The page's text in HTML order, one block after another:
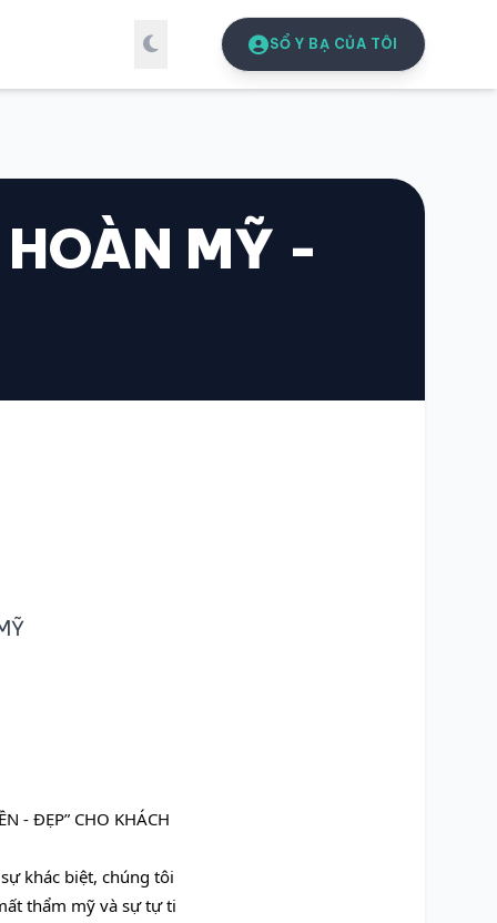
SỔ Y BẠ CỦA TÔI
MỸ -
- ĐẸP” CHO KHÁCH
khác biệt, chúng tôi
thẩm mỹ và sự tự ti